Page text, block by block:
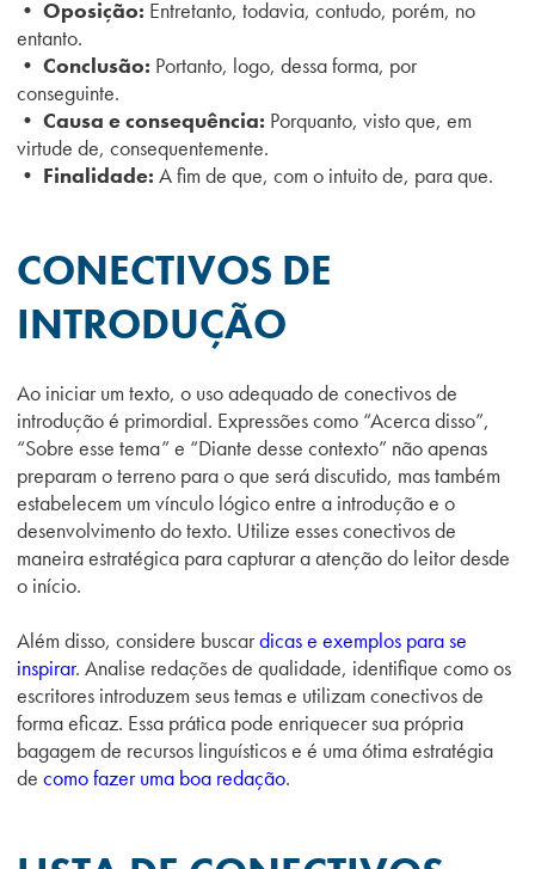
• Oposição: Entretanto, todavia, contudo, porém, no
entanto.
• Conclusão: Portanto, logo, dessa forma, por
conseguinte.
• Causa e consequência: Porquanto, visto que, em
virtude de, consequentemente.
• Finalidade: A fim de que, com o intuito de, para que.
CONECTIVOS DE
INTRODUÇÃO
Ao iniciar um texto, o uso adequado de conectivos de
introdução é primordial. Expressões como “Acerca disso”,
“Sobre esse tema” e “Diante desse contexto” não apenas
preparam o terreno para o que será discutido, mas também
estabelecem um vínculo lógico entre a introdução e o
desenvolvimento do texto. Utilize esses conectivos de
maneira estratégica para capturar a atenção do leitor desde
o início.
Além disso, considere buscardicas e exemplos para se
inspirar. Analise redações de qualidade, identifique como os
escritores introduzem seus temas e utilizam conectivos de
forma eficaz. Essa prática pode enriquecer sua própria
bagagem de recursos linguísticos e é uma ótima estratégia
de como fazer uma boa redação.